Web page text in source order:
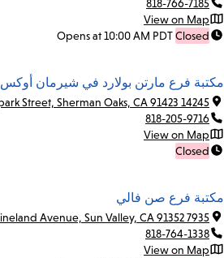
818-766-7185
View on Map
Closed
Opens at 10:00 AM PDT
مكتبة فرع مارتن بولارد في شيرمان أوكس
14245 Moorpark Street, Sherman Oaks, CA 91423
818-205-9716
View on Map
Closed
مكتبة فرع صن فالي
7935 Vineland Avenue, Sun Valley, CA 91352
818-764-1338
View on Map